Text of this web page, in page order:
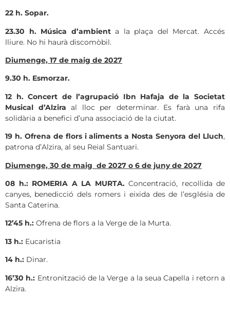
22 h. Sopar.
23.30 h. Música d’ambienta la plaça del Mercat. Accés
lliure. No hi haurà discomòbil.
Diumenge, 17 de maig de 2027
9.30 h. Esmorzar.
12 h. Concert de l’agrupació Ibn Hafaja de la Societat
Musical d’Alzira al lloc per determinar. Es farà una rifa
solidària a benefici d’una associació de la ciutat.
19 h. Ofrena de flors i aliments a Nosta Senyora del Lluch,
patrona d’Alzira, al seu Reial Santuari.
Diumenge, 30 de maig de 2027 o 6 de juny de 2027
08 h.: ROMERIA A LA MURTA. Concentració, recollida de
canyes, benedicció dels romers i eixida des de l’església de
Santa Caterina.
12’45 h.: Ofrena de flors a la Verge de la Murta.
13 h.: Eucaristia
14 h.: Dinar.
16’30 h.: Entronització de la Verge a la seua Capella i retorn a
Alzira.